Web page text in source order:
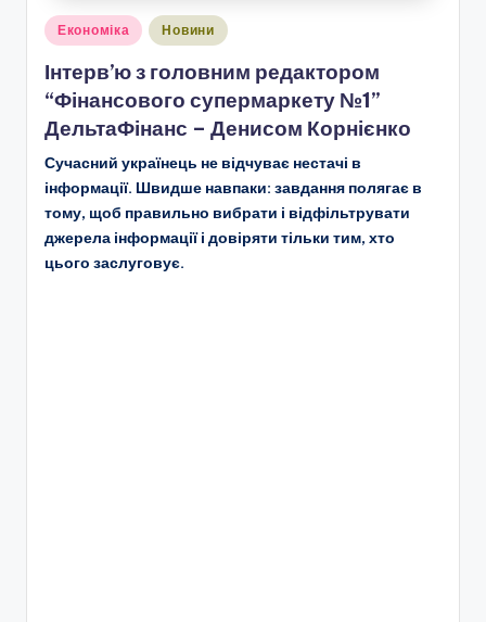
Опубліковано
Економіка Новини
Інтерв’ю з головним редактором
“Фінансового супермаркету №1”
ДельтаФінанс – Денисом Корнієнко
Сучасний українець не відчуває нестачі в
інформації. Швидше навпаки: завдання полягає в
тому, щоб правильно вибрати і відфільтрувати
джерела інформації і довіряти тільки тим, хто
цього заслуговує.